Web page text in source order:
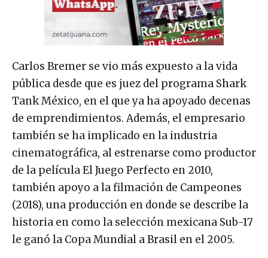
Carlos Bremer se vio más expuesto a la vida
pública desde que es juez del programa Shark
Tank México, en el que ya ha apoyado decenas
de emprendimientos. Además, el empresario
también se ha implicado en la industria
cinematográfica, al estrenarse como productor
de la película El Juego Perfecto en 2010,
también apoyo a la filmación de Campeones
(2018), una producción en donde se describe la
historia en como la selección mexicana Sub-17
le ganó la Copa Mundial a Brasil en el 2005.